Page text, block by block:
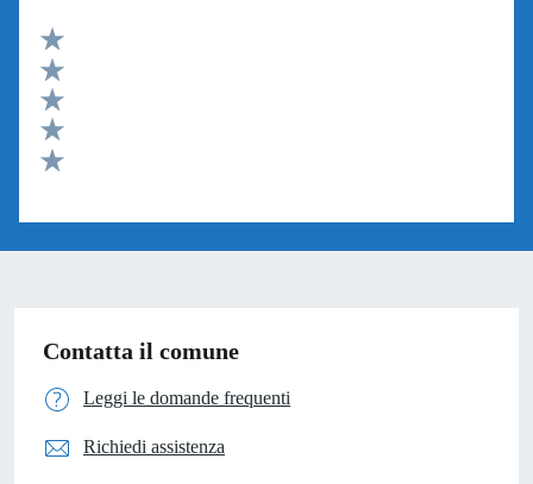
Valuta 5 stelle su 5
Valuta 4 stelle su 5
Valuta 3 stelle su 5
Valuta 2 stelle su 5
Contatta il comune
Leggi le domande frequenti
Richiedi assistenza